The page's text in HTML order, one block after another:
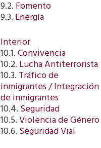
9.2.Fomento
9.3.Energía
Interior
10.1.Convivencia
10.2.Lucha Antiterrorista
10.3.Tráfico de
inmigrantes / Integración
de inmigrantes
10.4.Seguridad
10.5.Violencia de Género
10.6.Seguridad Vial